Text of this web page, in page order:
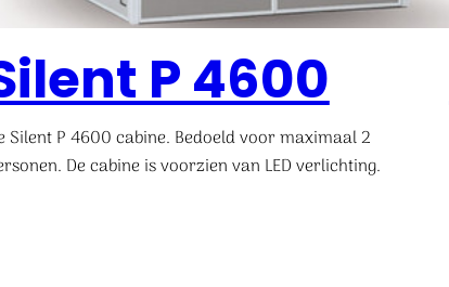
P 4600
Silent P 4600 cabine. Bedoeld voor maximaal 2
De cabine is voorzien van LED verlichting.